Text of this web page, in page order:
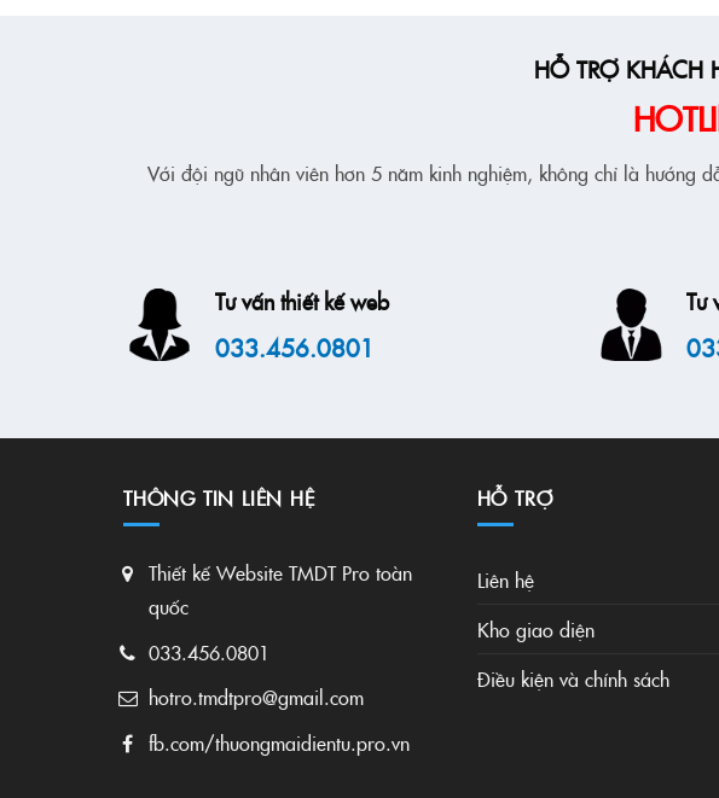
HỖ TRỢ
Với đội ngũ nhân viên hơn 5 năm kinh nghiệm, không chỉ là hướng
Tư vấn thiết kế web
033.456.0801
Tư
THÔNG TIN LIÊN HỆ
Thiết kế Website TMDT Pro toàn
quốc
033.456.0801
hotro.tmdtpro@gmail.com
fb.com/thuongmaidientu.pro.vn
HỖ TRỢ
Liên hệ
Kho giao diện
Điều kiện và chính sách